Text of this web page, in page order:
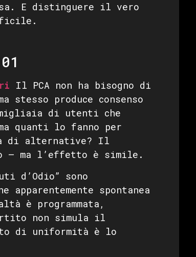
E distinguere il vero
Il PCA non ha bisogno di
produce consenso
di utenti che
quanti lo fanno per
di alternative? Il
— ma l’effetto è simile.
d’Odio” sono
spontanea
è programmata,
non simula il
di uniformità è lo